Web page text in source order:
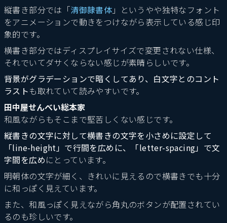
縦書き部分では「清御隷書体 」というやや独特なフォント
をアニメーションで動きをつけながら表示している感じ印
象的です。
横書き部分ではディスプレイサイズで変更されない仕様、
それでいてダサくならない感じが素晴らしいです。
背景がグラデーションで暗くしてあり、白文字とのコント
ラストも取れていて読みやすいです。
田中屋せんべい総本家
和風ながらもそこまで堅苦しくない感じです。
縦書きの文字に対して横書きの文字を小さめに設定して
「line-height」で行間を広めに、「letter-spacing」で文
字間を広めにとっています。
明朝体の文字が細く、きれいに見えるので横書きでも十分
に和っぽく見えています。
また、和風っぽく見えながら角丸のボタンが配置されてい
るのも珍しいです。